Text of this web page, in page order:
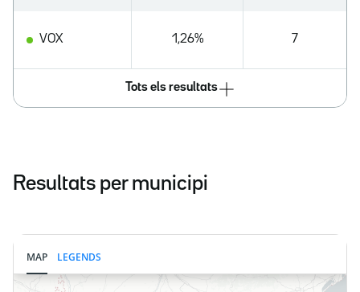
VOX 1,26% 7
Tots els resultats
Resultats per municipi